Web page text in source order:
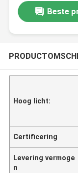
Beste
Hoog licht:
Certificering
Levering vermoge
n